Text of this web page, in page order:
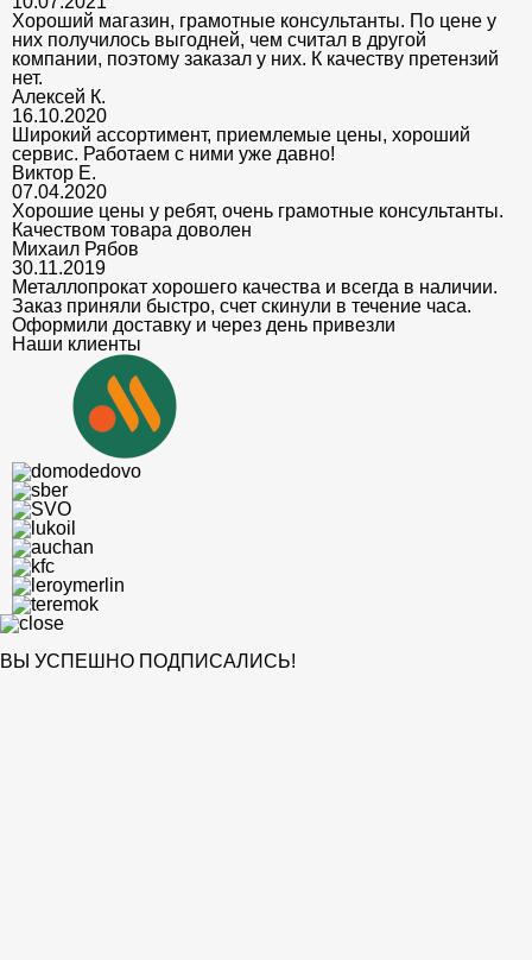
Хороший магазин, грамотные консультанты. По цене у
них получилось выгодней, чем считал в другой
компании, поэтому заказал у них. К качеству претензий
нет.
Алексей К.
16.10.2020
Широкий ассортимент, приемлемые цены, хороший
сервис. Работаем с ними уже давно!
Виктор Е.
07.04.2020
Хорошие цены у ребят, очень грамотные консультанты.
Качеством товара доволен
Михаил Рябов
30.11.2019
Металлопрокат хорошего качества и всегда в наличии.
Заказ приняли быстро, счет скинули в течение часа.
Оформили доставку и через день привезли
Наши клиенты
ВЫ УСПЕШНО ПОДПИСАЛИСЬ!